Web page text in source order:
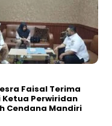
Faisal Terima
Ketua Perwiridan
Cendana Mandiri